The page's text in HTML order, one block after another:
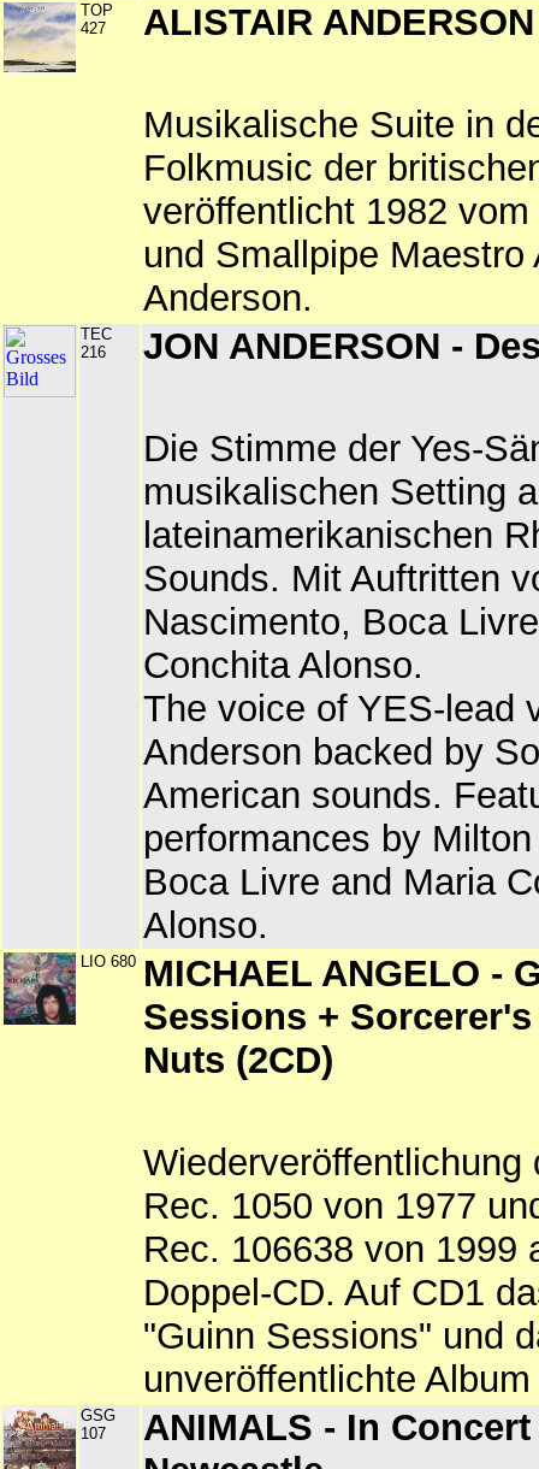
TOP
427
ALISTAIR
Musikalische Suite in
Folkmusic der
veröffentlicht 1982
und Smallpipe Maestro
Anderson.
TEC
216
JON ANDERSON -
Die Stimme der Yes-
musikalischen Setting
lateinamerikanischen
Sounds. Mit Auftritten
Nascimento, Boca
Conchita Alonso.
The voice of YES-lead
Anderson backed by
American sounds.
performances by
Boca Livre and Maria
Alonso.
LIO 680 MICHAEL ANGELO -
Sessions + Sorcerer's
Nuts (2CD)
Wiederveröffentlichung
Rec. 1050 von 1977
Rec. 106638 von 1999
Doppel-CD. Auf CD1
"Guinn Sessions" und
unveröffentlichte
GSG
107
ANIMALS - In